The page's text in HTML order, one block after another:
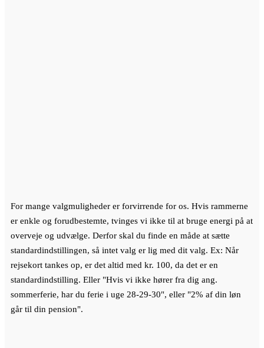
For mange valgmuligheder er forvirrende for os. Hvis rammerne
er enkle og forudbestemte, tvinges vi ikke til at bruge energi på at
overveje og udvælge. Derfor skal du finde en måde at sætte
standardindstillingen, så intet valg er lig med dit valg. Ex: Når
rejsekort tankes op, er det altid med kr. 100, da det er en
standardindstilling. Eller "Hvis vi ikke hører fra dig ang.
sommerferie, har du ferie i uge 28-29-30", eller "2% af din løn
går til din pension".